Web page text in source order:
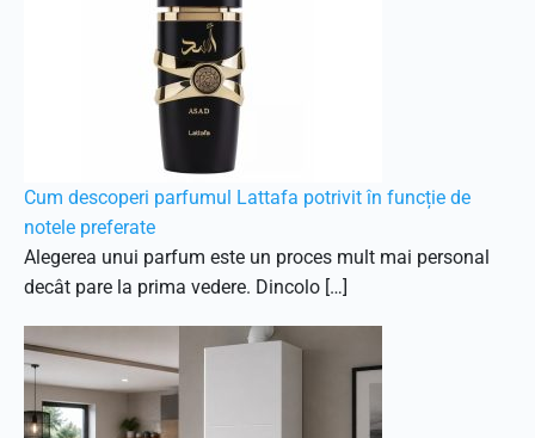
Cum descoperi parfumul Lattafa potrivit în funcție de
notele preferate
Alegerea unui parfum este un proces mult mai personal
decât pare la prima vedere. Dincolo […]